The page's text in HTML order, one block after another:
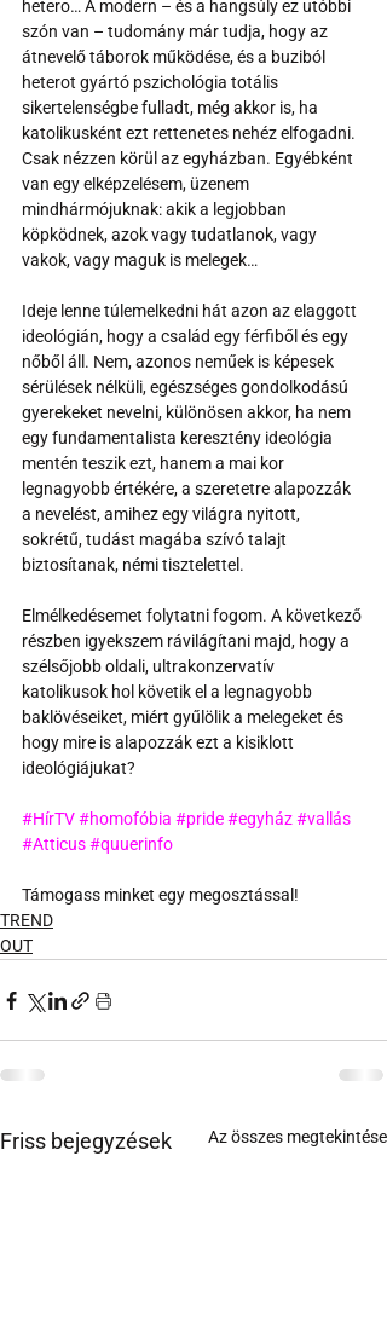
hetero… A modern – és a hangsúly ez utóbbi
szón van – tudomány már tudja, hogy az
átnevelő táborok működése, és a buziból
heterot gyártó pszichológia totális
sikertelenségbe fulladt, még akkor is, ha
katolikusként ezt rettenetes nehéz elfogadni.
Csak nézzen körül az egyházban. Egyébként
van egy elképzelésem, üzenem
mindhármójuknak: akik a legjobban
köpködnek, azok vagy tudatlanok, vagy
vakok, vagy maguk is melegek…
Ideje lenne túlemelkedni hát azon az elaggott
ideológián, hogy a család egy férfiből és egy
nőből áll. Nem, azonos neműek is képesek
sérülések nélküli, egészséges gondolkodású
gyerekeket nevelni, különösen akkor, ha nem
egy fundamentalista keresztény ideológia
mentén teszik ezt, hanem a mai kor
legnagyobb értékére, a szeretetre alapozzák
a nevelést, amihez egy világra nyitott,
sokrétű, tudást magába szívó talajt
biztosítanak, némi tisztelettel.
Elmélkedésemet folytatni fogom. A következő
részben igyekszem rávilágítani majd, hogy a
szélsőjobb oldali, ultrakonzervatív
katolikusok hol követik el a legnagyobb
baklövéseiket, miért gyűlölik a melegeket és
hogy mire is alapozzák ezt a kisiklott
ideológiájukat?
#HírTV#homofóbia #pride#egyház#vallás
#Atticus#quuerinfo
Támogass minket egy megosztással!
TREND
OUT
Friss bejegyzések Az összes megtekintése